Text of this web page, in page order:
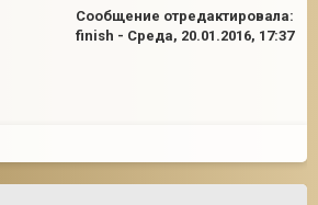
Сообщение отредактировала:
finish - Среда, 20.01.2016, 17:37